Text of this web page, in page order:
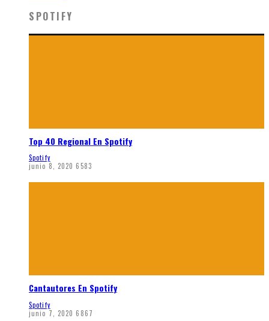
SPOTIFY
Top 40 Regional En Spotify
Spotify
junio 8, 2020 6583
Cantautores En Spotify
Spotify
junio 7, 2020 6867